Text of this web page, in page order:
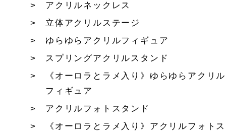
アクリルネックレス
立体アクリルステージ
ゆらゆらアクリルフィギュア
スプリングアクリルスタンド
《オーロラとラメ入り》ゆらゆらアクリル
フィギュア
アクリルフォトスタンド
《オーロラとラメ入り》アクリルフォトス